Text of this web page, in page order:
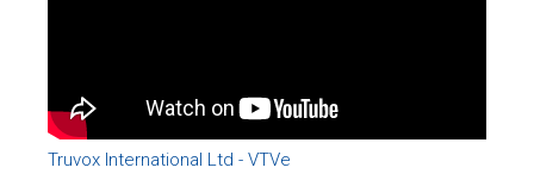
Truvox International Ltd - VTVe